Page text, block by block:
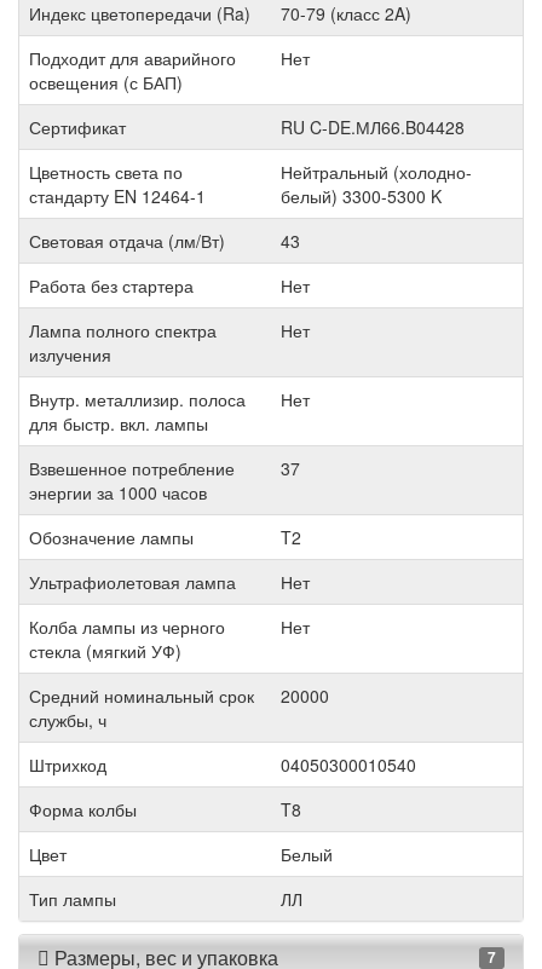
Индекс цветопередачи (Ra)
70-79 (класс 2A)
Подходит для аварийного
освещения (с БАП)
Нет
Сертификат
RU C-DE.МЛ66.B04428
Цветность света по
стандарту EN 12464-1
Нейтральный (холодно-
белый) 3300-5300 K
Световая отдача (лм/Вт)
43
Работа без стартера
Нет
Лампа полного спектра
излучения
Нет
Внутр. металлизир. полоса
для быстр. вкл. лампы
Нет
Взвешенное потребление
энергии за 1000 часов
37
Обозначение лампы
T2
Ультрафиолетовая лампа
Нет
Колба лампы из черного
стекла (мягкий УФ)
Нет
Средний номинальный срок
службы, ч
20000
Штрихкод
04050300010540
Форма колбы
T8
Цвет
Белый
Тип лампы
ЛЛ
Размеры, вес и упаковка 7